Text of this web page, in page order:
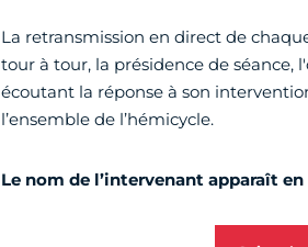
La retransmission en direct de
tour à tour, la présidence de séance,
écoutant la réponse à son
l’ensemble de l’hémicycle.
Le nom de l’intervenant apparaît